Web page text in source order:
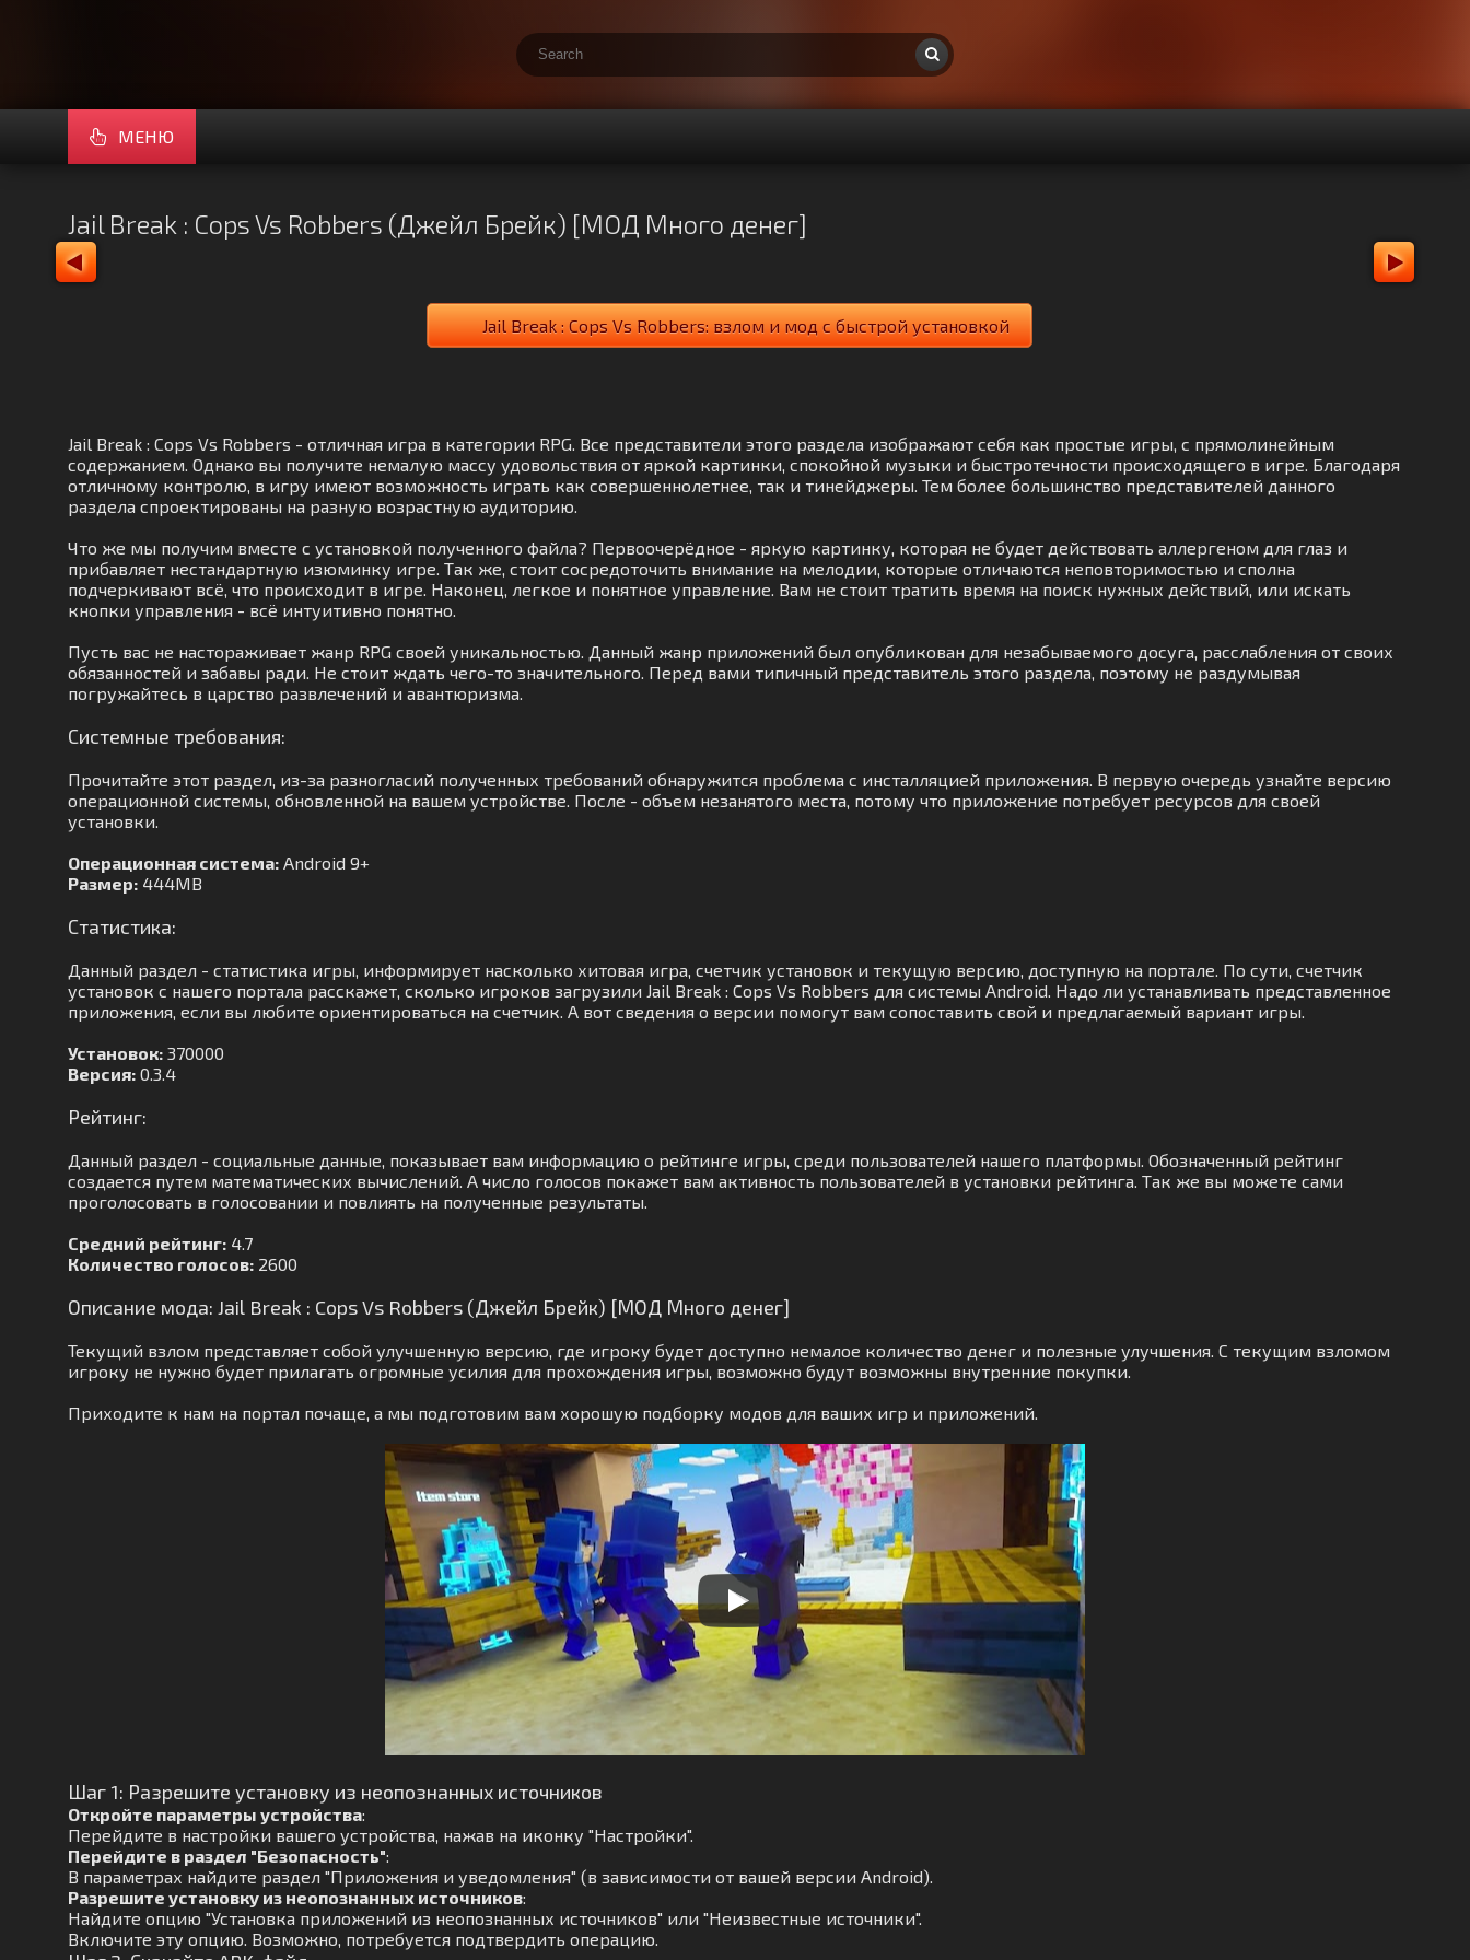
МЕНЮ
Jail Break : Cops Vs Robbers (Джейл Брейк) [МОД Много денег]
Jail Break : Cops Vs Robbers: взлом и мод с быстрой установкой
Jail Break : Cops Vs Robbers - отличная игра в категории RPG. Все представители этого раздела изображают себя как простые игры, с прямолинейным
содержанием. Однако вы получите немалую массу удовольствия от яркой картинки, спокойной музыки и быстротечности происходящего в игре. Благодаря
отличному контролю, в игру имеют возможность играть как совершеннолетнее, так и тинейджеры. Тем более большинство представителей данного
раздела спроектированы на разную возрастную аудиторию.
Что же мы получим вместе с установкой полученного файла? Первоочерёдное - яркую картинку, которая не будет действовать аллергеном для глаз и
прибавляет нестандартную изюминку игре. Так же, стоит сосредоточить внимание на мелодии, которые отличаются неповторимостью и сполна
подчеркивают всё, что происходит в игре. Наконец, легкое и понятное управление. Вам не стоит тратить время на поиск нужных действий, или искать
кнопки управления - всё интуитивно понятно.
Пусть вас не настораживает жанр RPG своей уникальностью. Данный жанр приложений был опубликован для незабываемого досуга, расслабления от своих
обязанностей и забавы ради. Не стоит ждать чего-то значительного. Перед вами типичный представитель этого раздела, поэтому не раздумывая
погружайтесь в царство развлечений и авантюризма.
Системные требования:
Прочитайте этот раздел, из-за разногласий полученных требований обнаружится проблема с инсталляцией приложения. В первую очередь узнайте версию
операционной системы, обновленной на вашем устройстве. После - объем незанятого места, потому что приложение потребует ресурсов для своей
установки.
Операционная система: Android 9+
Размер: 444MB
Статистика:
Данный раздел - статистика игры, информирует насколько хитовая игра, счетчик установок и текущую версию, доступную на портале. По сути, счетчик
установок с нашего портала расскажет, сколько игроков загрузили Jail Break : Cops Vs Robbers для системы Android. Надо ли устанавливать представленное
приложения, если вы любите ориентироваться на счетчик. А вот сведения о версии помогут вам сопоставить свой и предлагаемый вариант игры.
Установок: 370000
Версия: 0.3.4
Рейтинг:
Данный раздел - социальные данные, показывает вам информацию о рейтинге игры, среди пользователей нашего платформы. Обозначенный рейтинг
создается путем математических вычислений. А число голосов покажет вам активность пользователей в установки рейтинга. Так же вы можете сами
проголосовать в голосовании и повлиять на полученные результаты.
Средний рейтинг: 4.7
Количество голосов: 2600
Описание мода: Jail Break : Cops Vs Robbers (Джейл Брейк) [МОД Много денег]
Текущий взлом представляет собой улучшенную версию, где игроку будет доступно немалое количество денег и полезные улучшения. С текущим взломом
игроку не нужно будет прилагать огромные усилия для прохождения игры, возможно будут возможны внутренние покупки.
Приходите к нам на портал почаще, а мы подготовим вам хорошую подборку модов для ваших игр и приложений.
Шаг 1: Разрешите установку из неопознанных источников
Откройте параметры устройства:
Перейдите в настройки вашего устройства, нажав на иконку "Настройки".
Перейдите в раздел "Безопасность":
В параметрах найдите раздел "Приложения и уведомления" (в зависимости от вашей версии Android).
Разрешите установку из неопознанных источников:
Найдите опцию "Установка приложений из неопознанных источников" или "Неизвестные источники".
Включите эту опцию. Возможно, потребуется подтвердить операцию.